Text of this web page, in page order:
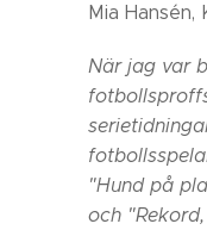
Mia
När jag var
"Hund på
och